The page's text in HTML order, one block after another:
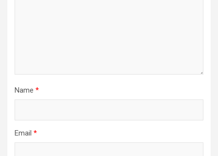
Name *
Email *